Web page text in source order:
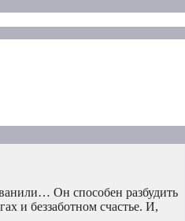
Он способен разбудить
и беззаботном счастье. И,